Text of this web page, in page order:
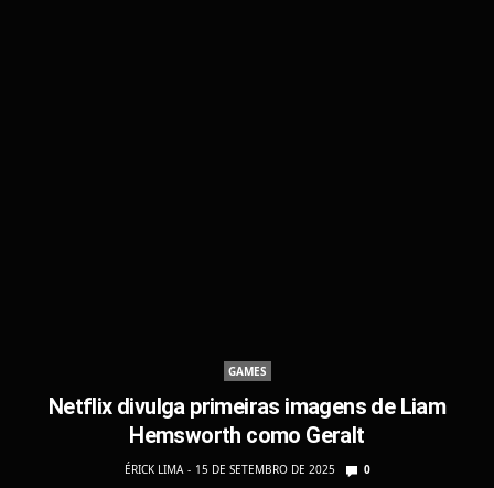
GAMES
Netflix divulga primeiras imagens de Liam
Hemsworth como Geralt
ÉRICK LIMA 15 DE SETEMBRO DE 2025 0